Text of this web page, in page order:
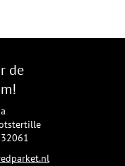
de